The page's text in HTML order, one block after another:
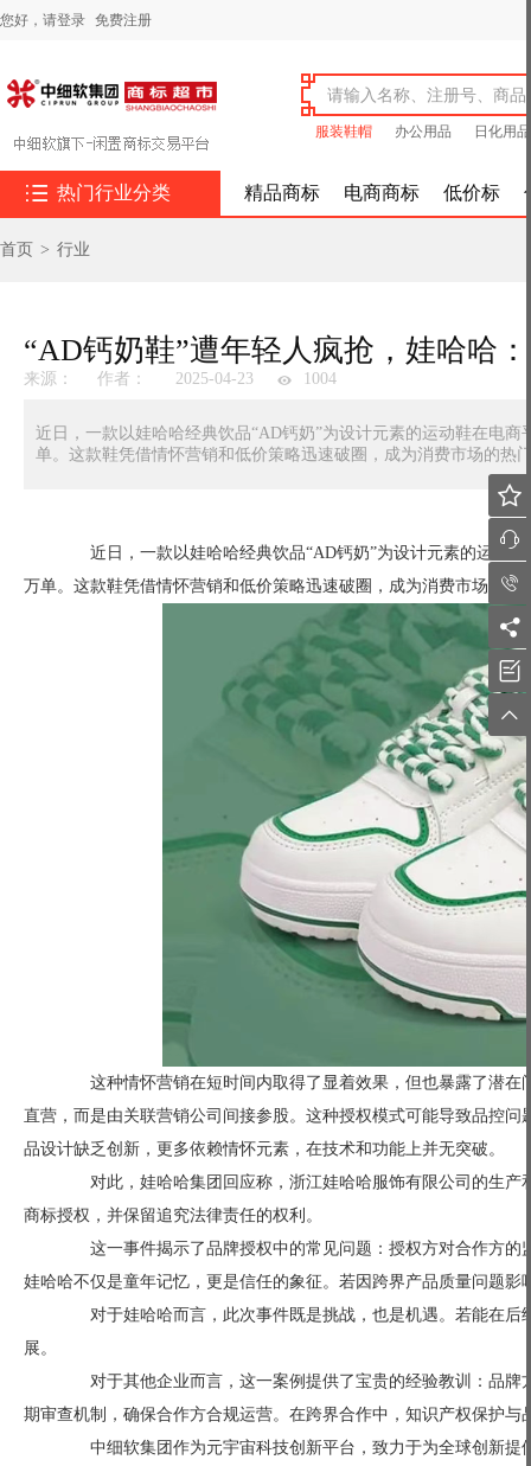
您好， 请登录 免费注册
服装鞋帽 办公用品 日化用品
 热门行业分类 精品商标 电商商标 低价标
首页 > 行业
“AD钙奶鞋”遭年轻人疯抢，娃哈哈
来源： 作者： 2025-04-23 1004
近日，一款以娃哈哈经典饮品“AD钙奶”为设计元素的运动鞋在电
单。这款鞋凭借情怀营销和低价策略迅速破圈，成为消费市场的热
近日，一款以娃哈哈经典饮品“AD钙奶”为设计元素的运动鞋
万单。这款鞋凭借情怀营销和低价策略迅速破圈，成为消费市场的热
这种情怀营销在短时间内取得了显着效果，但也暴露了潜在
直营，而是由关联营销公司间接参股。这种授权模式可能导致品控
品设计缺乏创新，更多依赖情怀元素，在技术和功能上并无突破。
对此，娃哈哈集团回应称，浙江娃哈哈服饰有限公司的生产
商标授权，并保留追究法律责任的权利。
这一事件揭示了品牌授权中的常见问题：授权方对合作方的
娃哈哈不仅是童年记忆，更是信任的象征。若因跨界产品质量问题
对于娃哈哈而言，此次事件既是挑战，也是机遇。若能在后
展。
对于其他企业而言，这一案例提供了宝贵的经验教训：品牌
期审查机制，确保合作方合规运营。在跨界合作中，知识产权保护与
中细软集团作为元宇宙科技创新平台，致力于为全球创新提





